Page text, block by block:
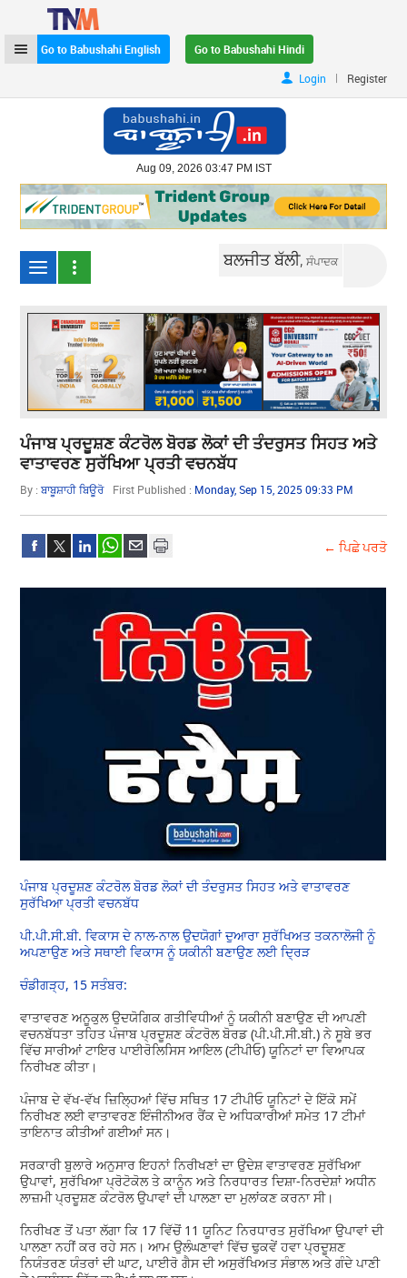
Go to Babushahi English
Go to Babushahi Hindi
Login
| Register
Aug 09, 2026 03:47 PM IST
ਬਲਜੀਤ ਬੱਲੀ,ਸੰਪਾਦਕ
ਪੰਜਾਬ ਪ੍ਰਦੂਸ਼ਣ ਕੰਟਰੋਲ ਬੋਰਡ ਲੋਕਾਂ ਦੀ ਤੰਦਰੁਸਤ ਸਿਹਤ ਅਤੇ
ਵਾਤਾਵਰਣ ਸੁਰੱਖਿਆ ਪ੍ਰਤੀ ਵਚਨਬੱਧ
By :ਬਾਬੂਸ਼ਾਹੀ ਬਿਊਰੋ First Published : Monday, Sep 15, 2025 09:33 PM
← ਪਿਛੇ ਪਰਤੋ
ਪੰਜਾਬ ਪ੍ਰਦੂਸ਼ਣ ਕੰਟਰੋਲ ਬੋਰਡ ਲੋਕਾਂ ਦੀ ਤੰਦਰੁਸਤ ਸਿਹਤ ਅਤੇ ਵਾਤਾਵਰਣ
ਸੁਰੱਖਿਆ ਪ੍ਰਤੀ ਵਚਨਬੱਧ
ਪੀ.ਪੀ.ਸੀ.ਬੀ. ਵਿਕਾਸ ਦੇ ਨਾਲ-ਨਾਲ ਉਦਯੋਗਾਂ ਦੁਆਰਾ ਸੁਰੱਖਿਅਤ ਤਕਨਾਲੋਜੀ ਨੂੰ
ਅਪਣਾਉਣ ਅਤੇ ਸਥਾਈ ਵਿਕਾਸ ਨੂੰ ਯਕੀਨੀ ਬਣਾਉਣ ਲਈ ਦ੍ਰਿੜ
ਚੰਡੀਗੜ੍ਹ, 15 ਸਤੰਬਰ:
ਵਾਤਾਵਰਣ ਅਨੂਕੁਲ ਉਦਯੋਗਿਕ ਗਤੀਵਿਧੀਆਂ ਨੂੰ ਯਕੀਨੀ ਬਣਾਉਣ ਦੀ ਆਪਣੀ
ਵਚਨਬੱਧਤਾ ਤਹਿਤ ਪੰਜਾਬ ਪ੍ਰਦੂਸ਼ਣ ਕੰਟਰੋਲ ਬੋਰਡ (ਪੀ.ਪੀ.ਸੀ.ਬੀ.) ਨੇ ਸੂਬੇ ਭਰ
ਵਿੱਚ ਸਾਰੀਆਂ ਟਾਇਰ ਪਾਈਰੋਲਿਸਿਸ ਆਇਲ (ਟੀਪੀਓ) ਯੂਨਿਟਾਂ ਦਾ ਵਿਆਪਕ
ਨਿਰੀਖਣ ਕੀਤਾ।
ਪੰਜਾਬ ਦੇ ਵੱਖ-ਵੱਖ ਜ਼ਿਲ੍ਹਿਆਂ ਵਿੱਚ ਸਥਿਤ 17 ਟੀਪੀਓ ਯੂਨਿਟਾਂ ਦੇ ਇੱਕੋ ਸਮੇਂ
ਨਿਰੀਖਣ ਲਈ ਵਾਤਾਵਰਣ ਇੰਜੀਨੀਅਰ ਰੈਂਕ ਦੇ ਅਧਿਕਾਰੀਆਂ ਸਮੇਤ 17 ਟੀਮਾਂ
ਤਾਇਨਾਤ ਕੀਤੀਆਂ ਗਈਆਂ ਸਨ।
ਸਰਕਾਰੀ ਬੁਲਾਰੇ ਅਨੁਸਾਰ ਇਹਨਾਂ ਨਿਰੀਖਣਾਂ ਦਾ ਉਦੇਸ਼ ਵਾਤਾਵਰਣ ਸੁਰੱਖਿਆ
ਉਪਾਵਾਂ, ਸੁਰੱਖਿਆ ਪ੍ਰੋਟੋਕੋਲ ਤੇ ਕਾਨੂੰਨ ਅਤੇ ਨਿਰਧਾਰਤ ਦਿਸ਼ਾ-ਨਿਰਦੇਸ਼ਾਂ ਅਧੀਨ
ਲਾਜ਼ਮੀ ਪ੍ਰਦੂਸ਼ਣ ਕੰਟਰੋਲ ਉਪਾਵਾਂ ਦੀ ਪਾਲਣਾ ਦਾ ਮੁਲਾਂਕਣ ਕਰਨਾ ਸੀ।
ਨਿਰੀਖਣ ਤੋਂ ਪਤਾ ਲੱਗਾ ਕਿ 17 ਵਿੱਚੋਂ 11 ਯੂਨਿਟ ਨਿਰਧਾਰਤ ਸੁਰੱਖਿਆ ਉਪਾਵਾਂ ਦੀ
ਪਾਲਣਾ ਨਹੀਂ ਕਰ ਰਹੇ ਸਨ। ਆਮ ਉਲੰਘਣਾਵਾਂ ਵਿੱਚ ਢੁਕਵੇਂ ਹਵਾ ਪ੍ਰਦੂਸ਼ਣ
ਨਿਯੰਤਰਣ ਯੰਤਰਾਂ ਦੀ ਘਾਟ, ਪਾਈਰੋ ਗੈਸ ਦੀ ਅਸੁਰੱਖਿਅਤ ਸੰਭਾਲ ਅਤੇ ਗੰਦੇ ਪਾਣੀ